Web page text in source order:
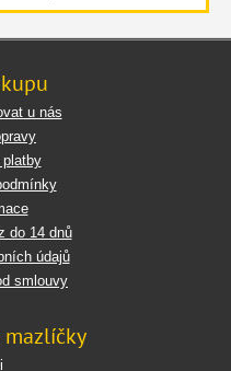
u nás
do 14 dnů
údajů
smlouvy
mazlíčky